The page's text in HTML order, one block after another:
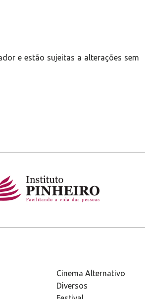
e estão sujeitas a alterações sem
Cinema Alternativo
Diversos